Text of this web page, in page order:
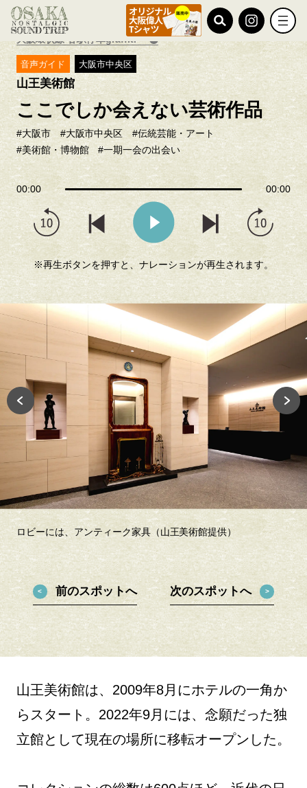
TOP おすすめ特集
大阪環状線 各駅停車graffiti
音声ガイド 大阪市中央区
山王美術館
ここでしか会えない芸術作品
#大阪市 #大阪市中央区
#伝統芸能・アート
#美術館・博物館
#一期一会の出会い
00:00 00:00
※再生ボタンを押すと、ナレーションが再生されます。
ビーには、アンティーク家具（山王美術館提供）
前のスポットへ 次のスポットへ
山王美術館は、2009年8月にホテルの一角か
らスタート。2022年9月には、念願だった独
立館として現在の場所に移転オープンした。